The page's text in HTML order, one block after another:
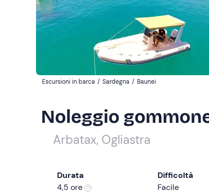
Escursioni in barca / Sardegna / Baunei
Noleggio
Arbatax, Ogliastra
Durata
4,5 ore
Difficoltà
Facile